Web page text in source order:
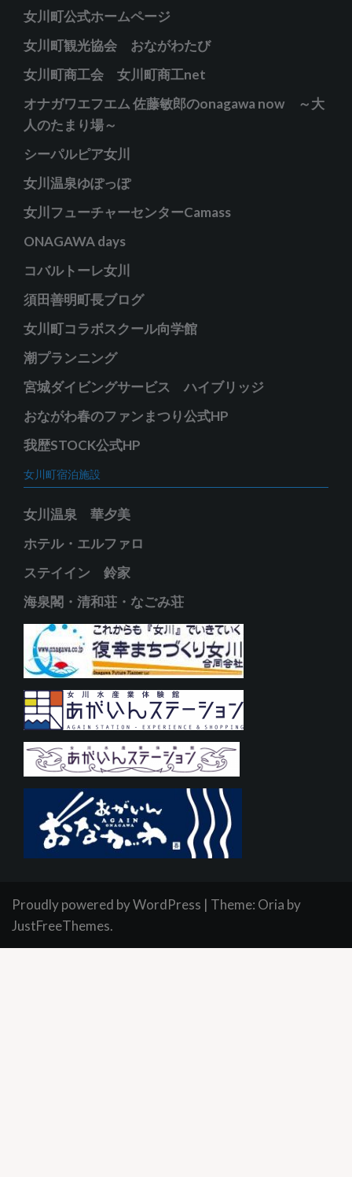
リ
女川町公式ホームページ
女川町観光協会 おながわたび
女川町商工会 女川町商工net
オナガワエフエム 佐藤敏郎のonagawa now ～大
人のたまり場～
シーパルピア女川
女川温泉ゆぽっぽ
女川フューチャーセンターCamass
ONAGAWA days
コバルトーレ女川
須田善明町長ブログ
女川町コラボスクール向学館
潮プランニング
宮城ダイビングサービス ハイブリッジ
おながわ春のファンまつり公式HP
我歴STOCK公式HP
女川町宿泊施設
女川温泉 華夕美
ホテル・エルファロ
ステイイン 鈴家
海泉閣・清和荘・なごみ荘
Proudly powered by WordPress | Theme: Oria by
JustFreeThemes.